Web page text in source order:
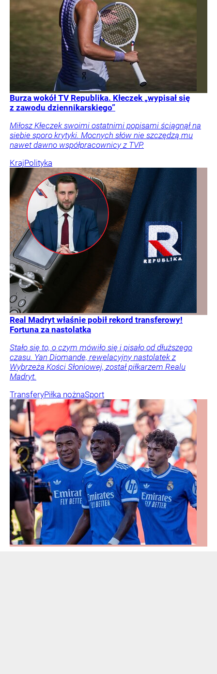
Burza wokół TV Republika. Kłeczek „wypisał się
z zawodu dziennikarskiego”
Miłosz Kłeczek swoimi ostatnimi popisami ściągnął na
siebie sporo krytyki. Mocnych słów nie szczędzą mu
nawet dawno współpracownicy z TVP.
KrajPolityka
Real Madryt właśnie pobił rekord transferowy!
Fortuna za nastolatka
Stało się to, o czym mówiło się i pisało od dłuższego
czasu. Yan Diomande, rewelacyjny nastolatek z
Wybrzeża Kości Słoniowej, został piłkarzem Realu
Madryt.
TransferyPiłka nożnaSport